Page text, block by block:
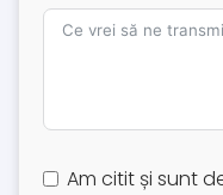
Am citit și sunt